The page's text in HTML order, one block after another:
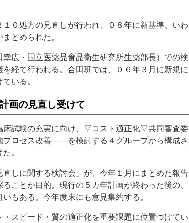
０処方の見直しが行われ、０８年に新基準、いわ
とめられた。
広・国立医薬品食品衛生研究所生薬部長）での検
経て行われる。合田班では、０６年３月に新規に
いる。
画の見直し受けて
試験の充実に向け、▽コスト適正化▽共同審査委
ロセス改善――を検討する４グループから構成さ
。
しに関する検討会」が、今年１月にまとめた報告
ことが目的。現行の５カ年計画が終わった後の、
もある。今年度末にも意見集約する。
スピード・質の適正化を重要課題に位置づけてい